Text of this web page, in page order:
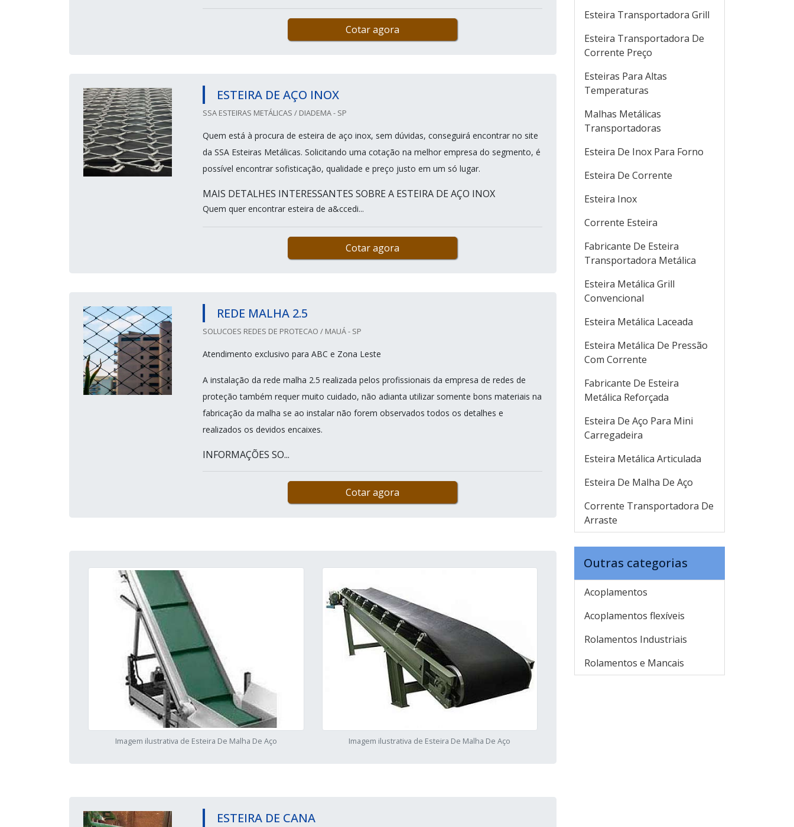
Cotar agora
ESTEIRA DE AÇO INOX
SSA ESTEIRAS METÁLICAS / DIADEMA - SP
Quem está à procura de esteira de aço inox, sem dúvidas, conseguirá encontrar no site
da SSA Esteiras Metálicas. Solicitando uma cotação na melhor empresa do segmento, é
possível encontrar sofisticação, qualidade e preço justo em um só lugar.
MAIS DETALHES INTERESSANTES SOBRE A ESTEIRA DE AÇO INOX
Quem quer encontrar esteira de a&ccedi...
Cotar agora
REDE MALHA 2.5
SOLUCOES REDES DE PROTECAO / MAUÁ - SP
Atendimento exclusivo para ABC e Zona Leste
A instalação da rede malha 2.5 realizada pelos profissionais da empresa de redes de
proteção também requer muito cuidado, não adianta utilizar somente bons materiais na
fabricação da malha se ao instalar não forem observados todos os detalhes e
realizados os devidos encaixes.
INFORMAÇÕES SO...
Cotar agora
Imagem ilustrativa de Esteira De Malha De Aço Imagem ilustrativa de Esteira De Malha De Aço
ESTEIRA DE CANA
Esteira Transportadora Grill
Esteira Transportadora De
Corrente Preço
Esteiras Para Altas
Temperaturas
Malhas Metálicas
Transportadoras
Esteira De Inox Para Forno
Esteira De Corrente
Esteira Inox
Corrente Esteira
Fabricante De Esteira
Transportadora Metálica
Esteira Metálica Grill
Convencional
Esteira Metálica Laceada
Esteira Metálica De Pressão
Com Corrente
Fabricante De Esteira
Metálica Reforçada
Esteira De Aço Para Mini
Carregadeira
Esteira Metálica Articulada
Esteira De Malha De Aço
Corrente Transportadora De
Arraste
Outras categorias
Acoplamentos
Acoplamentos flexíveis
Rolamentos Industriais
Rolamentos e Mancais